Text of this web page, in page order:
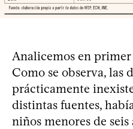
Analicemos en
Como se observa, las
prácticamente
distintas fuentes,
niños menores de seis